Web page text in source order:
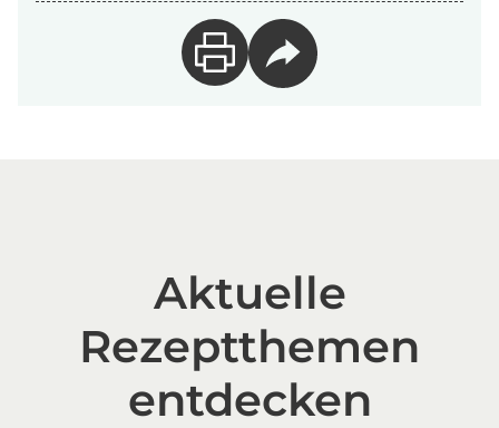
Aktuelle
Rezeptthemen
entdecken